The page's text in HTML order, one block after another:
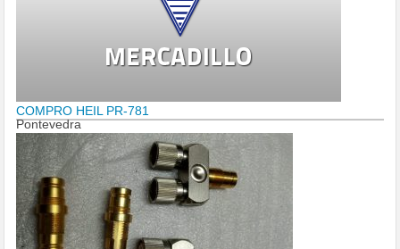
COMPRO HEIL PR-781
Pontevedra